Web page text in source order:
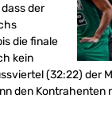
der
die finale
kein
(32:22)
den Kontrahenten